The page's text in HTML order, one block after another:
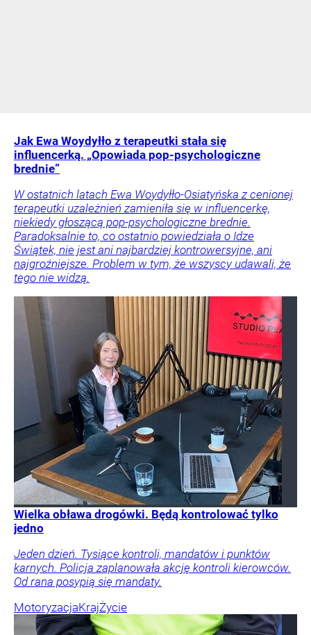
Jak Ewa Woydyłło z terapeutki stała się
influencerką. „Opowiada pop-psychologiczne
brednie”
W ostatnich latach Ewa Woydyłło-Osiatyńska z cenionej
terapeutki uzależnień zamieniła się w influencerkę,
niekiedy głoszącą pop-psychologiczne brednie.
Paradoksalnie to, co ostatnio powiedziała o Idze
Świątek, nie jest ani najbardziej kontrowersyjne, ani
najgroźniejsze. Problem w tym, że wszyscy udawali, że
tego nie widzą.
Wielka obława drogówki. Będą kontrolować tylko
jedno
Jeden dzień. Tysiące kontroli, mandatów i punktów
karnych. Policja zaplanowała akcję kontroli kierowców.
Od rana posypią się mandaty.
MotoryzacjaKrajŻycie